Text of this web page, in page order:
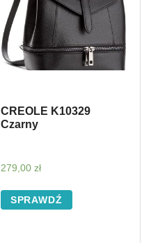
CREOLE K10329
Czarny
279,00 zł
SPRAWDŹ